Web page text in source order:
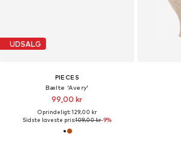
UDSALG
PIECES
Bælte 'Avery'
99,00 kr
Oprindeligt: 129,00 kr
Sidste laveste pris:109,00 kr-9%